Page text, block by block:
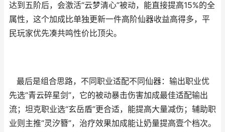
达到五阶后，会激活“云梦清心”被动，能直接提高15%的全
属性，这个加成比单独更新一件高阶仙器收益高得多，平
民玩家优先凑共鸣性价比顶尖。
最后是组合思路，不同职业适配不同仙器：输出职业优
先选“青云碎星剑”，它的被动暴击伤害加成最佳适配输出
流；坦克职业选“玄岳盾”更合适，能提高大量减伤；辅助职
业则主推“灵汐簪”，治疗效果加成能让奶量提高壹个档次。